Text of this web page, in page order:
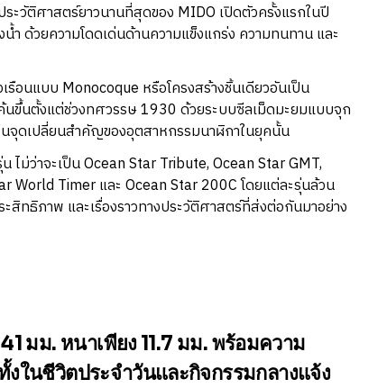
วัติศาสตร์ยาวนานที่สุดของ MIDO เปิดตัวครั้งแรกในปี
ำ ด้วยความโดดเด่นด้านความแข็งแกร่ง ความทนทาน และ
อนแบบ Monocoque หรือโครงสร้างชิ้นเดียวอันเป็น
ขึ้นตั้งแต่ช่วงทศวรรษ 1930 ด้วยระบบซีลเม็ดมะยมแบบจุก
จุดเปลี่ยนสำคัญของอุตสาหกรรมนาฬิกาในยุคนั้น
ม่ว่าจะเป็น Ocean Star Tribute, Ocean Star GMT,
World Timer และ Ocean Star 200C โดยแต่ละรุ่นล้วน
ทธิภาพ และเรื่องราวทางประวัติศาสตร์ที่ส่งต่อกันมาอย่าง
มม. หนาเพียง 11.7 มม. พร้อมความ
ในชีวิตประจำวันและกิจกรรมกลางแจ้ง